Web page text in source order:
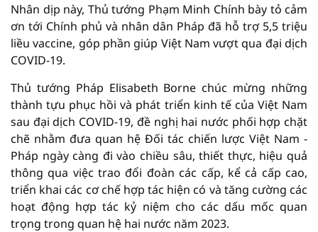
Nhân dịp này, Thủ tướng Phạm Minh Chính bày tỏ cảm
ơn tới Chính phủ và nhân dân Pháp đã hỗ trợ 5,5 triệu
liều vaccine, góp phần giúp Việt Nam vượt qua đại dịch
COVID-19.
Thủ tướng Pháp Elisabeth Borne chúc mừng những
thành tựu phục hồi và phát triển kinh tế của Việt Nam
sau đại dịch COVID-19, đề nghị hai nước phối hợp chặt
chẽ nhằm đưa quan hệ Đối tác chiến lược Việt Nam -
Pháp ngày càng đi vào chiều sâu, thiết thực, hiệu quả
thông qua việc trao đổi đoàn các cấp, kể cả cấp cao,
triển khai các cơ chế hợp tác hiện có và tăng cường các
hoạt động hợp tác kỷ niệm cho các dấu mốc quan
trọng trong quan hệ hai nước năm 2023.